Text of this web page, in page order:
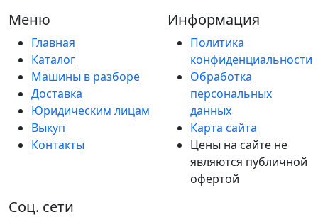
Меню
Главная
Каталог
Машины в разборе
Доставка
Юридическим лицам
Выкуп
Контакты
Информация
Политика
конфиденциальности
Обработка
персональных
данных
Карта сайта
Цены на сайте не
являются публичной
офертой
Соц. сети